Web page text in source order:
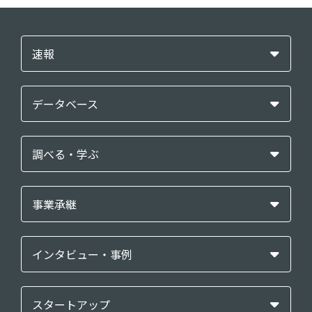
速報
データベース
調べる・学ぶ
事業承継
インタビュー・事例
スタートアップ